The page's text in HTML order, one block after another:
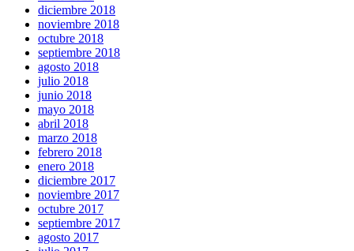
diciembre 2018
noviembre 2018
octubre 2018
septiembre 2018
agosto 2018
julio 2018
junio 2018
mayo 2018
abril 2018
marzo 2018
febrero 2018
enero 2018
diciembre 2017
noviembre 2017
octubre 2017
septiembre 2017
agosto 2017